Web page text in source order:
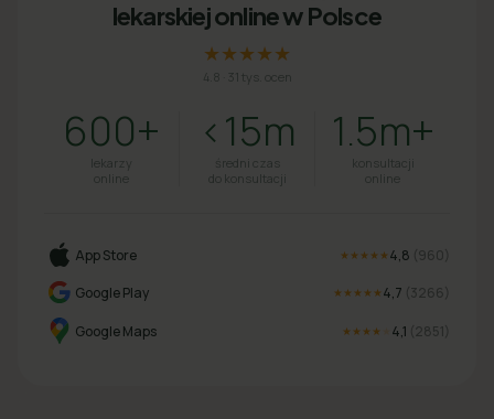
lekarskiej online w Polsce
★★★★★
4.8 31 tys. ocen
600+
lekarzy
online
<15m
średni czas
do konsultacji
1.5m+
konsultacji
online
App Store ★★★★★ 4,8 (960
Google Play
★★★★★ 4,7 (3266
Google Maps ★★★★ 4,1 (2851